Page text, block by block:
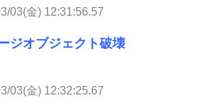
03(金) 12:31:56.57
ジオブジェクト破壊
03(金) 12:32:25.67